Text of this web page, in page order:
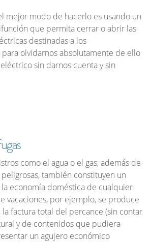
mejor modo de hacerlo es usando un
que permita cerrar o abrir las
destinadas a los
olvidarnos absolutamente de ello
sin darnos cuenta y sin
como el agua o el gas, además de
también constituyen un
economía doméstica de cualquier
vacaciones, por ejemplo, se produce
la factura total del percance (sin contar
y de contenidos que pudiera
un agujero económico